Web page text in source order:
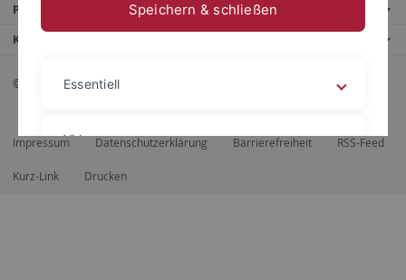
Portale
Kontaktinfo
© 2026 Eberhard Karls Universität Tübingen, Tübingen
Impressum Datenschutzerklärung Barrierefreiheit RSS-Feed
Kurz-Link Drucken
Speichern & schließen
Essentiell
Videos